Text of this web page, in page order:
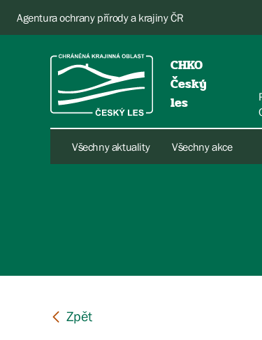
Agentura ochrany přírody a krajiny ČR
CHKO
Český
les
Všechny aktuality Všechny akce